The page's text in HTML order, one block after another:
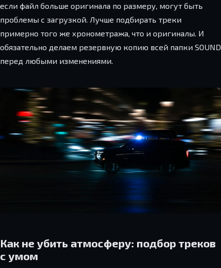
если файл больше оригинала по размеру, могут быть
проблемы с загрузкой. Лучше подбирать треки
примерно того же хронометража, что и оригиналы. И
обязательно делаем резервную копию всей папки SOUND
перед любыми изменениями.
Как не убить атмосферу: подбор треков
с умом